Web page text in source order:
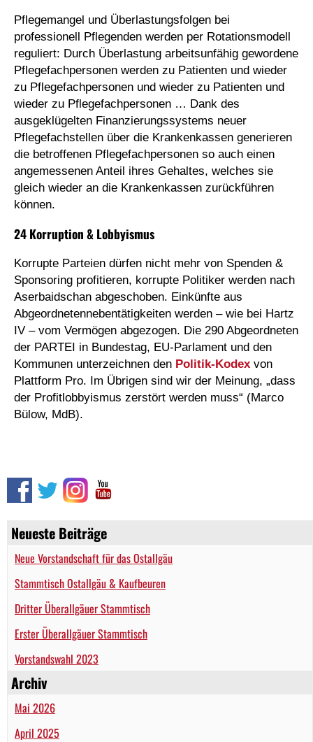
Neueste Beiträge
Neue Vorstandschaft für das Ostallgäu
Stammtisch Ostallgäu & Kaufbeuren
Dritter Überallgäuer Stammtisch
Erster Überallgäuer Stammtisch
Vorstandswahl 2023
Archiv
Mai 2026
April 2025
Pflegemangel und Überlastungsfolgen bei
professionell Pflegenden werden per Rotationsmodell
reguliert: Durch Überlastung arbeitsunfähig gewordene
Pflegefachpersonen werden zu Patienten und wieder
zu Pflegefachpersonen und wieder zu Patienten und
wieder zu Pflegefachpersonen … Dank des
ausgeklügelten Finanzierungssystems neuer
Pflegefachstellen über die Krankenkassen generieren
die betroffenen Pflegefachpersonen so auch einen
angemessenen Anteil ihres Gehaltes, welches sie
gleich wieder an die Krankenkassen zurückführen
können.
24 Korruption & Lobbyismus
Korrupte Parteien dürfen nicht mehr von Spenden &
Sponsoring profitieren, korrupte Politiker werden nach
Aserbaidschan abgeschoben. Einkünfte aus
Abgeordnetennebentätigkeiten werden – wie bei Hartz
IV – vom Vermögen abgezogen. Die 290 Abgeordneten
der PARTEI in Bundestag, EU-Parlament und den
Kommunen unterzeichnen den Politik-Kodex von
Plattform Pro. Im Übrigen sind wir der Meinung, „dass
der Profitlobbyismus zerstört werden muss“ (Marco
Bülow, MdB).